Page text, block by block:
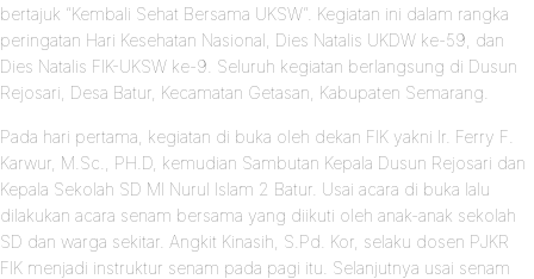
bertajuk “Kembali Sehat Bersama UKSW”. Kegiatan ini dalam rangka
peringatan Hari Kesehatan Nasional, Dies Natalis UKDW ke-59, dan
Dies Natalis FIK-UKSW ke-9. Seluruh kegiatan berlangsung di Dusun
Rejosari, Desa Batur, Kecamatan Getasan, Kabupaten Semarang.
Pada hari pertama, kegiatan di buka oleh dekan FIK yakni Ir. Ferry F.
Karwur, M.Sc., PH.D, kemudian Sambutan Kepala Dusun Rejosari dan
Kepala Sekolah SD MI Nurul Islam 2 Batur. Usai acara di buka lalu
dilakukan acara senam bersama yang diikuti oleh anak-anak sekolah
SD dan warga sekitar. Angkit Kinasih, S.Pd. Kor, selaku dosen PJKR
FIK menjadi instruktur senam pada pagi itu. Selanjutnya usai senam